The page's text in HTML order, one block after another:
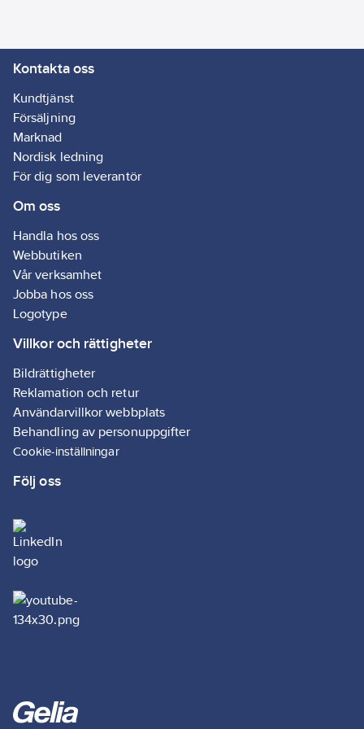
Kontakta oss
Kundtjänst
Försäljning
Marknad
Nordisk ledning
För dig som leverantör
Om oss
Handla hos oss
Webbutiken
Vår verksamhet
Jobba hos oss
Logotype
Villkor och rättigheter
Bildrättigheter
Reklamation och retur
Användarvillkor webbplats
Behandling av personuppgifter
Cookie-inställningar
Följ oss